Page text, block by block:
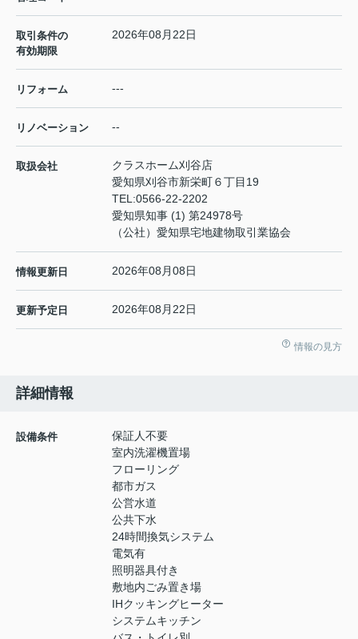
取引条件の
有効期限
2026年08月22日
リフォーム ---
リノベーション --
取扱会社
クラスホーム刈谷店
愛知県刈谷市新栄町６丁目19
TEL:0566-22-2202
愛知県知事 (1) 第24978号
（公社）愛知県宅地建物取引業協会
情報更新日 2026年08月08日
更新予定日 2026年08月22日
情報の見方
詳細情報
設備条件
保証人不要
室内洗濯機置場
フローリング
都市ガス
公営水道
公共下水
24時間換気システム
電気有
照明器具付き
敷地内ごみ置き場
IHクッキングヒーター
システムキッチン